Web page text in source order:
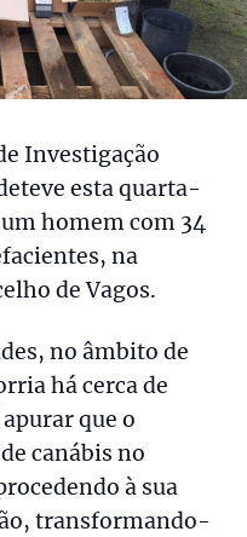
Investigação
esta quarta-
homem com 34
na
de Vagos.
no âmbito de
há cerca de
que o
canábis no
à sua
transformando-